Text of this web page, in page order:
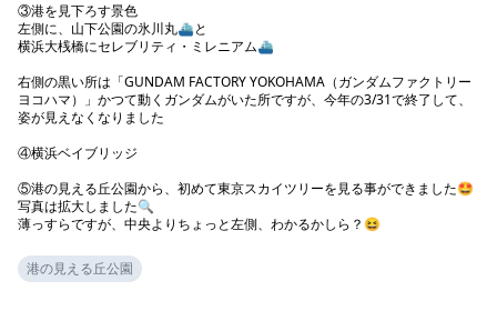
③港を見下ろす景色
左側に、山下公園の氷川丸⛴️と
横浜大桟橋にセレブリティ・ミレニアム⛴️
右側の黒い所は「GUNDAM FACTORY YOKOHAMA（ガンダムファクトリー
ヨコハマ）」かつて動くガンダムがいた所ですが、今年の3/31で終了して、
姿が見えなくなりました
④横浜ベイブリッジ
⑤港の見える丘公園から、初めて東京スカイツリーを見る事ができました🤩
写真は拡大しました🔍
港の見える丘公園